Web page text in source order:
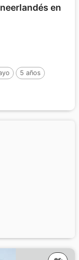
en
5 años